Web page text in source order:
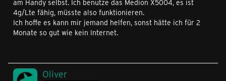
am Handy selbst. Ich benutze das Medion X5004, es ist
4g/Lte fähig, müsste also funktionieren.
Ich hoffe es kann mir jemand helfen, sonst hätte ich für 2
Monate so gut wie kein Internet.
Oliver